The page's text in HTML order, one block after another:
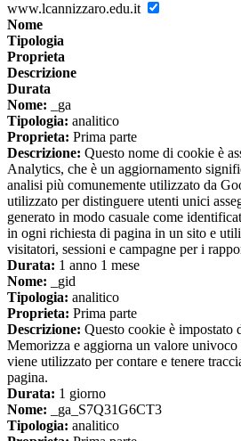
www.lcannizzaro.edu.it
Nome
Tipologia
Proprieta
Descrizione
Durata
Nome: _ga
Tipologia: analitico
Proprieta: Prima parte
Descrizione: Questo nome di cookie è
Analytics, che è un aggiornamento
analisi più comunemente utilizzato da
utilizzato per distinguere utenti unici
generato in modo casuale come
in ogni richiesta di pagina in un sito e
visitatori, sessioni e campagne per i
Durata: 1 anno 1 mese
Nome: _gid
Tipologia: analitico
Proprieta: Prima parte
Descrizione: Questo cookie è impostato
Memorizza e aggiorna un valore
viene utilizzato per contare e tenere
pagina.
Durata: 1 giorno
Nome: _ga_S7Q31G6CT3
Tipologia: analitico